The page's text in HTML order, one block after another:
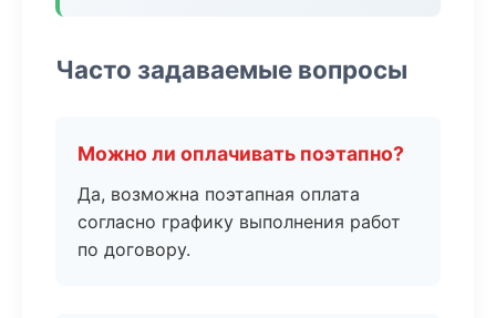
Часто задаваемые вопросы
Можно ли оплачивать поэтапно?
Да, возможна поэтапная оплата
согласно графику выполнения работ
по договору.